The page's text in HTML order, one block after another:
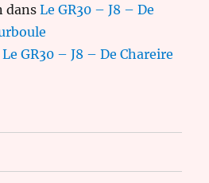
dansLe GR30 – J8 – De
Le GR30 – J8 – De Chareire